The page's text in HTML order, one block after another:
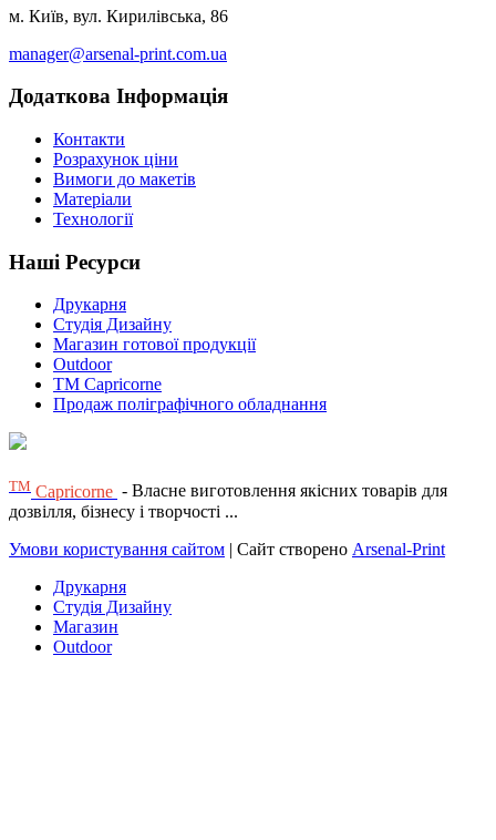
м. Київ, вул. Кирилівська, 86
manager@arsenal-print.com.ua
Додаткова Інформація
Контакти
Розрахунок ціни
Вимоги до макетів
Матеріали
Технології
Наші Ресурси
Друкарня
Студія Дизайну
Магазин готової продукції
Outdoor
TM Capricorne
Продаж поліграфічного обладнання
ТМ Capricorne - Власне виготовлення якісних товарів для
дозвілля, бізнесу і творчості ...
Умови користування сайтом | Сайт створено Arsenal-Print
Друкарня
Студія Дизайну
Магазин
Outdoor